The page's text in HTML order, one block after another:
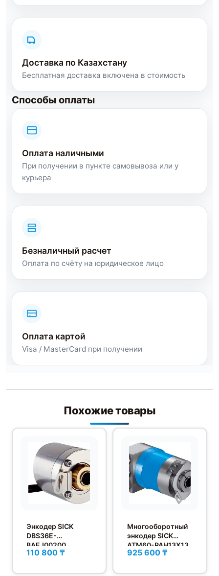
Доставка по Казахстану
Бесплатная доставка включена в стоимость
Способы оплаты
Оплата наличными
При получении в пункте самовывоза или у
курьера
Безналичный расчет
Оплата по счёту на юридическое лицо
Оплата картой
Visa / MasterCard при получении
Похожие товары
Энкодер SICK
DBS36E-
BAEJ00200
110 800 ₸
Многооборотный
энкодер SICK
ATM60-PAH13X13
925 600 ₸